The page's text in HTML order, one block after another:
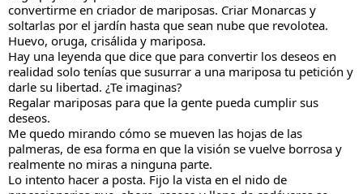
convertirme en criador de mariposas. Criar Monarcas y
soltarlas por el jardín hasta que sean nube que revolotea.
Huevo, oruga, crisálida y mariposa.
Hay una leyenda que dice que para convertir los deseos en
realidad solo tenías que susurrar a una mariposa tu petición y
darle su libertad. ¿Te imaginas?
Regalar mariposas para que la gente pueda cumplir sus
deseos.
Me quedo mirando cómo se mueven las hojas de las
palmeras, de esa forma en que la visión se vuelve borrosa y
realmente no miras a ninguna parte.
Lo intento hacer a posta. Fijo la vista en el nido de